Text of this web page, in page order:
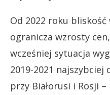
Od 2022 roku
ogranicza wzrosty
wcześniej sytuacja
2019-2021 najszybciej
przy Białorusi i Rosji